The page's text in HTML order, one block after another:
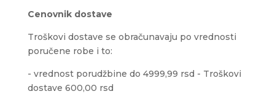
Cenovnik dostave
Troškovi dostave se obračunavaju po vrednosti
poručene robe i to:
- vrednost porudžbine do 4999,99 rsd - Troškovi
dostave 600,00 rsd